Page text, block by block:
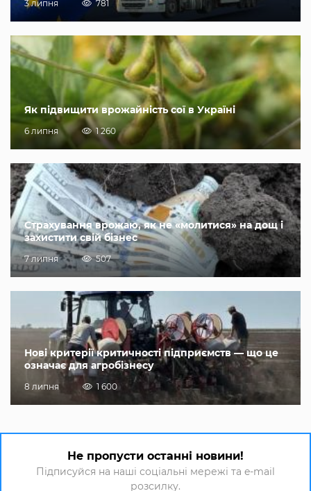
3 липня 781
Як підвищити врожайність сої в Україні
6 липня 1 260
Страхування врожаю, як не «молитися» на дощ і
захистити свій бізнес
7 липня 507
Нові критерії критичності підприємств — що це
означає для агробізнесу
8 липня 1 600
Не пропусти останні новини!
Підписуйся на наші соціальні мережі та e-mail
розсилку.